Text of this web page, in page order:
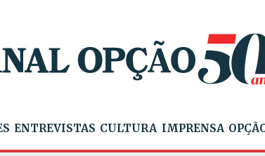
ENTREVISTAS CULTURA IMPRENSA